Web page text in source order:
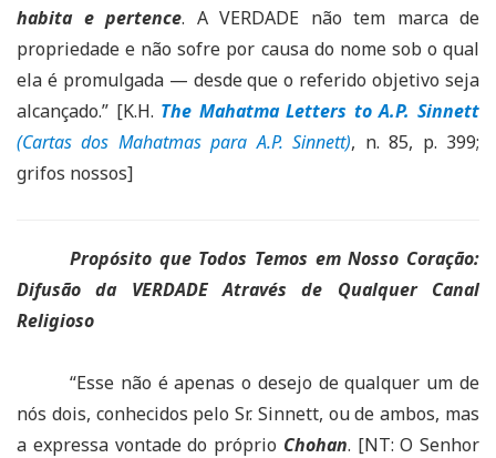
habita e pertence. A VERDADE não tem marca de
propriedade e não sofre por causa do nome sob o qual
ela é promulgada — desde que o referido objetivo seja
alcançado.” [K.H. The Mahatma Letters to A.P. Sinnett
(Cartas dos Mahatmas para A.P. Sinnett), n. 85, p. 399;
grifos nossos]
Propósito que Todos Temos em Nosso Coração:
Difusão da VERDADE Através de Qualquer Canal
Religioso
“Esse não é apenas o desejo de qualquer um de
nós dois, conhecidos pelo Sr. Sinnett, ou de ambos, mas
a expressa vontade do próprio Chohan. [NT: O Senhor